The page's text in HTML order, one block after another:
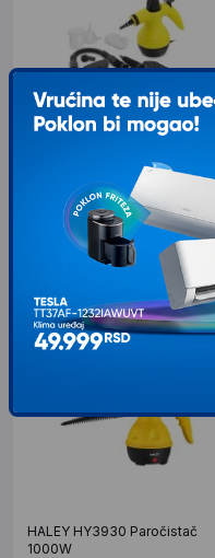
Esperanza EHS001 - Paročistač
Esperanza paročistač koristi se za
čišćenje, dezinfekciju i sterilizaciju
HALEY HY3930 Paročistač
1000W